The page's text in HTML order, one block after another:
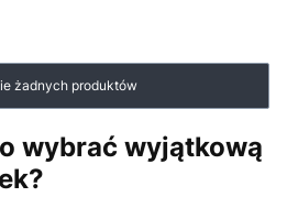
żadnych produktów
wybrać wyjątkową